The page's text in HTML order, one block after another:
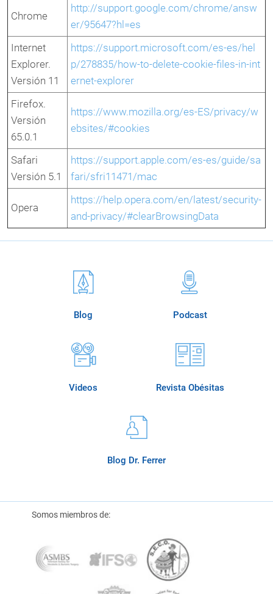
Chrome
http://support.google.com/chrome/answ
er/95647?hl=es
Internet
Explorer.
Versión 11
https://support.microsoft.com/es-es/hel
p/278835/how-to-delete-cookie-files-in-int
ernet-explorer
Firefox.
Versión
65.0.1
https://www.mozilla.org/es-ES/privacy/w
ebsites/#cookies
Safari
Versión 5.1
https://support.apple.com/es-es/guide/sa
fari/sfri11471/mac
Opera
https://help.opera.com/en/latest/security-
and-privacy/#clearBrowsingData
Blog Podcast
Videos Revista Obésitas
Blog Dr. Ferrer
Somos miembros de: